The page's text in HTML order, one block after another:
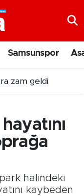
Samsunspor
zam geldi
ediyor
halindeki
kaybeden
Fikstür